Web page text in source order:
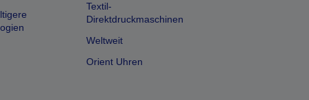
Textil-
Direktdruckmaschinen
Weltweit
Orient Uhren